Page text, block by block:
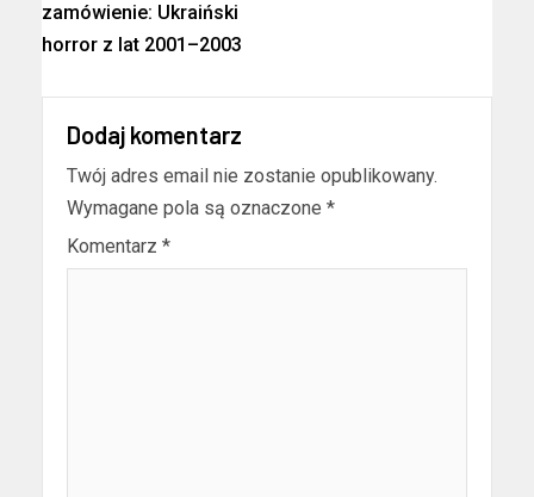
zamówienie: Ukraiński
horror z lat 2001–2003
Dodaj komentarz
Twój adres email nie zostanie opublikowany.
Wymagane pola są oznaczone *
Komentarz *